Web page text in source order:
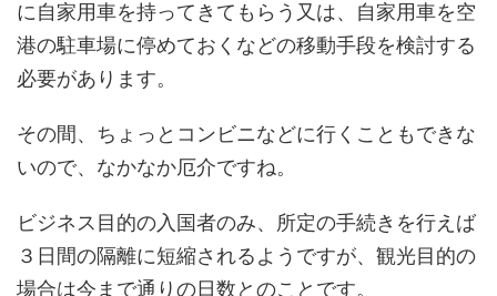
に自家用車を持ってきてもらう又は、自家用車を空
港の駐車場に停めておくなどの移動手段を検討する
必要があります。
その間、ちょっとコンビニなどに行くこともできな
いので、なかなか厄介ですね。
ビジネス目的の入国者のみ、所定の手続きを行えば
３日間の隔離に短縮されるようですが、観光目的の
場合は今まで通りの日数とのことです。